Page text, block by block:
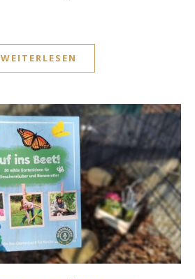
WEITERLESEN